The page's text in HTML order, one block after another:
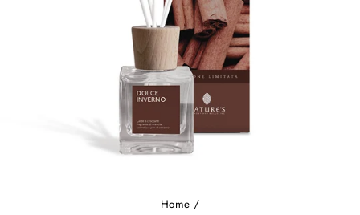
Home /